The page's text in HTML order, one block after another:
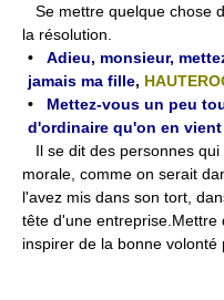
Se mettre quelque chose
la résolution.
• Adieu, monsieur,
jamais ma fille,
• Mettez-vous un peu
d'ordinaire qu'on en
Il se dit des personnes qui
morale, comme on serait
l'avez mis dans son tort,
tête d'une entreprise.Mettre
inspirer de la bonne volonté